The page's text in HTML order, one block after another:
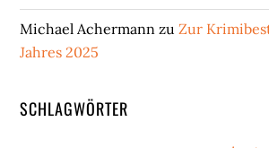
Michael Achermann zuZur
Jahres 2025
SCHLAGWÖRTER